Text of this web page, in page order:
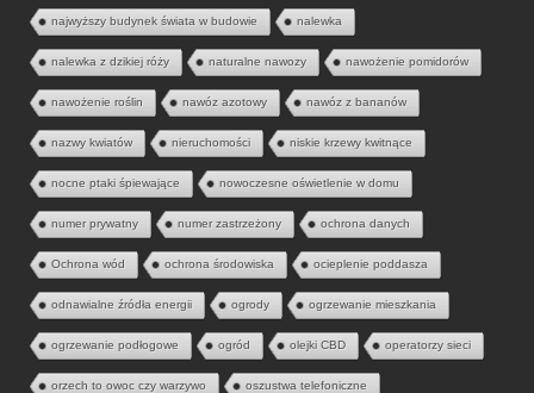
najwyższy budynek świata w budowie nalewka
nalewka z dzikiej róży naturalne nawozy nawożenie pomidorów
nawożenie roślin nawóz azotowy nawóz z bananów
nazwy kwiatów nieruchomości niskie krzewy kwitnące
nocne ptaki śpiewające nowoczesne oświetlenie w domu
numer prywatny numer zastrzeżony ochrona danych
Ochrona wód ochrona środowiska ocieplenie poddasza
odnawialne źródła energii ogrody ogrzewanie mieszkania
ogrzewanie podłogowe ogród olejki CBD operatorzy sieci
orzech to owoc czy warzywo oszustwa telefoniczne